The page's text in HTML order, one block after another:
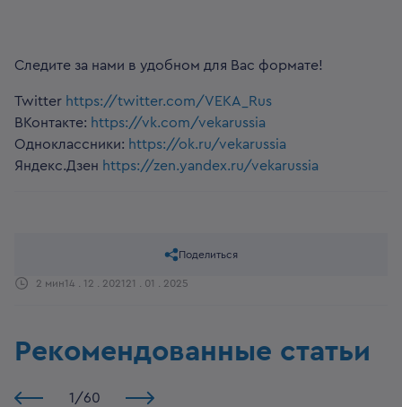
Следите за нами в удобном для Вас формате!
Twitter https://twitter.com/VEKA_Rus
ВКонтакте: https://vk.com/vekarussia
Одноклассники: https://ok.ru/vekarussia
Яндекс.Дзен https://zen.yandex.ru/vekarussia
2 мин14 . 12 . 2021 21 . 01 . 2025
Поделиться
Рекомендованные статьи
1 /60